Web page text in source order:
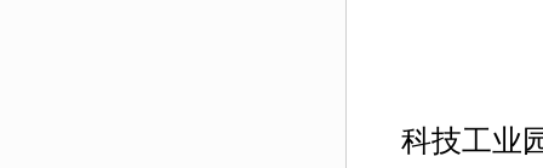
科技工业